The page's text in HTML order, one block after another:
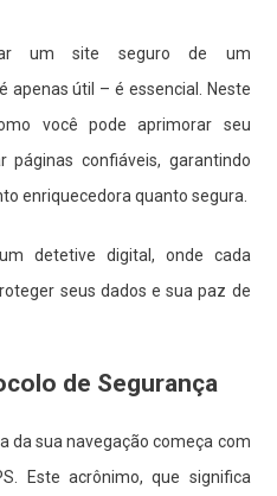
um site seguro de um
apenas útil – é essencial. Neste
você pode aprimorar seu
confiáveis, garantindo
enriquecedora quanto segura.
detetive digital, onde cada
seus dados e sua paz de
de Segurança
da sua navegação começa com
Este acrônimo, que significa